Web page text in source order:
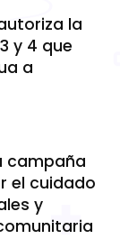
la
y 4 que
a
campaña
el cuidado
y